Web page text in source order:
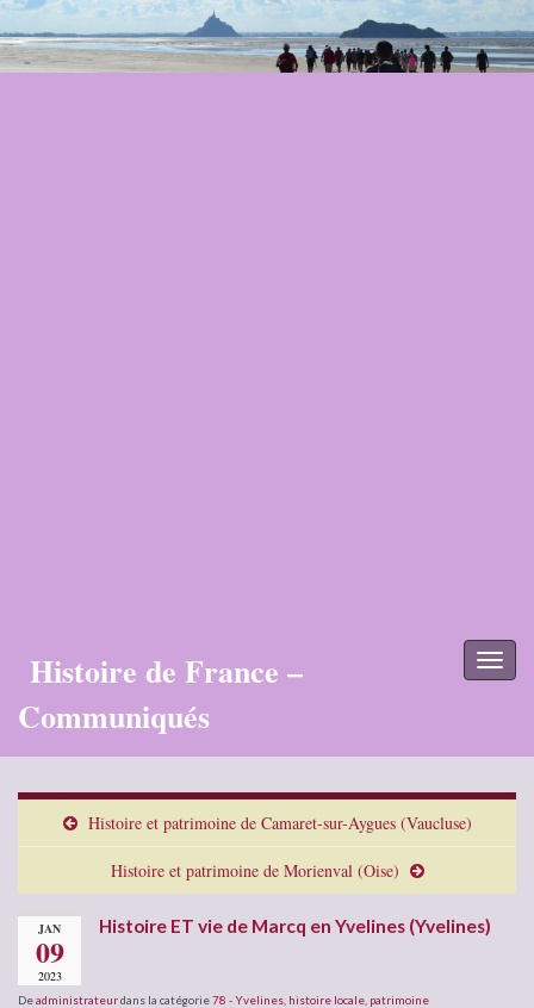
Histoire de France –
Communiqués
Histoire et patrimoine de Camaret-sur-Aygues (Vaucluse)
Histoire et patrimoine de Morienval (Oise)
JAN
09
2023
Histoire ET vie de Marcq en Yvelines (Yvelines)
Deadministrateurdans la catégorie78 - Yvelines histoire locale patrimoine